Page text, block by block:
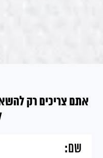
אתם צריכים רק